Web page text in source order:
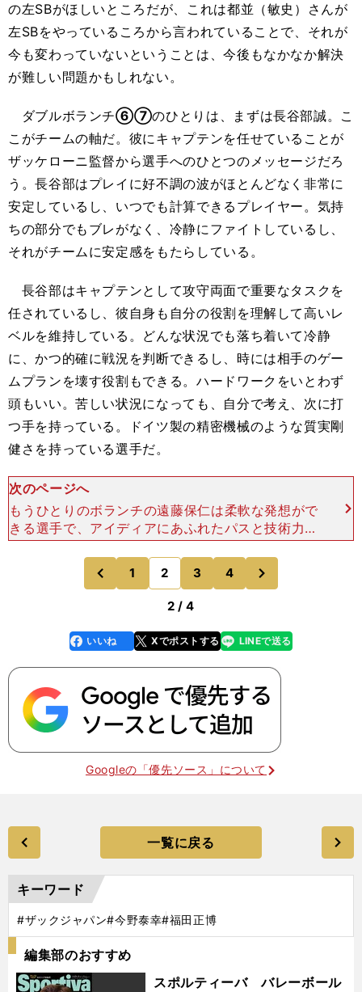
の左SBがほしいところだが、これは都並（敏史）さんが
左SBをやっているころから言われていることで、それが
今も変わっていないということは、今後もなかなか解決
が難しい問題かもしれない。
ダブルボランチ⑥⑦のひとりは、まずは長谷部誠。こ
こがチームの軸だ。彼にキャプテンを任せていることが
ザッケローニ監督から選手へのひとつのメッセージだろ
う。長谷部はプレイに好不調の波がほとんどなく非常に
安定しているし、いつでも計算できるプレイヤー。気持
ちの部分でもブレがなく、冷静にファイトしているし、
それがチームに安定感をもたらしている。
長谷部はキャプテンとして攻守両面で重要なタスクを
任されているし、彼自身も自分の役割を理解して高いレ
ベルを維持している。どんな状況でも落ち着いて冷静
に、かつ的確に戦況を判断できるし、時には相手のゲー
ムプランを壊す役割もできる。ハードワークをいとわず
頭もいい。苦しい状況になっても、自分で考え、次に打
つ手を持っている。ドイツ製の精密機械のような質実剛
健さを持っている選手だ。
次のページへ
もうひとりのボランチの遠藤保仁は柔軟な発想がで
きる選手で、アイディアにあふれたパスと技術力の
高さが特長の柔らかいプレイスタイル。柔の遠藤と
剛の長谷部でバランスがとれている。遠藤もまた、
ザックジャパンに
前
のページへ
1 2 3 4
のページへ
2 / 4
faceboo
k
いいね Xでポストする
line LINEで送る
Googleの「優先ソース」について
一覧に戻る
キーワード
#ザックジャパン#今野泰幸#福田正博
編集部のおすすめ
スポルティーバ バレーボール